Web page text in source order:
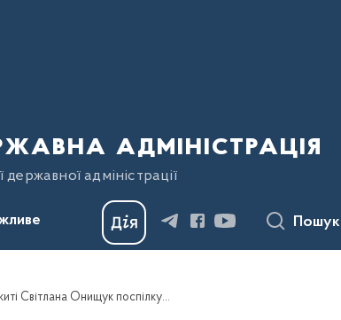
адміністрація
адміністрації
Пошук
Після спільної молитви за мирне майбутнє України на Всеукраїнській прощі в Манявському скиті Світлана Онищук поспілкувалась з родинами полеглих Захисників і Захисниць